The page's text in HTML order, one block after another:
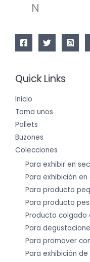
N
Quick Links
Inicio
Toma unos
Pallets
Buzones
Colecciones
Para exhibir en
Para exhibición
Para producto
Para producto
Producto colgado
Para
Para promover
Para exhibición